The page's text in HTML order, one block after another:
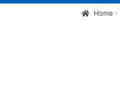
Home